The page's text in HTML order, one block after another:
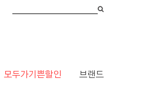
모두가기쁜할인 브랜드